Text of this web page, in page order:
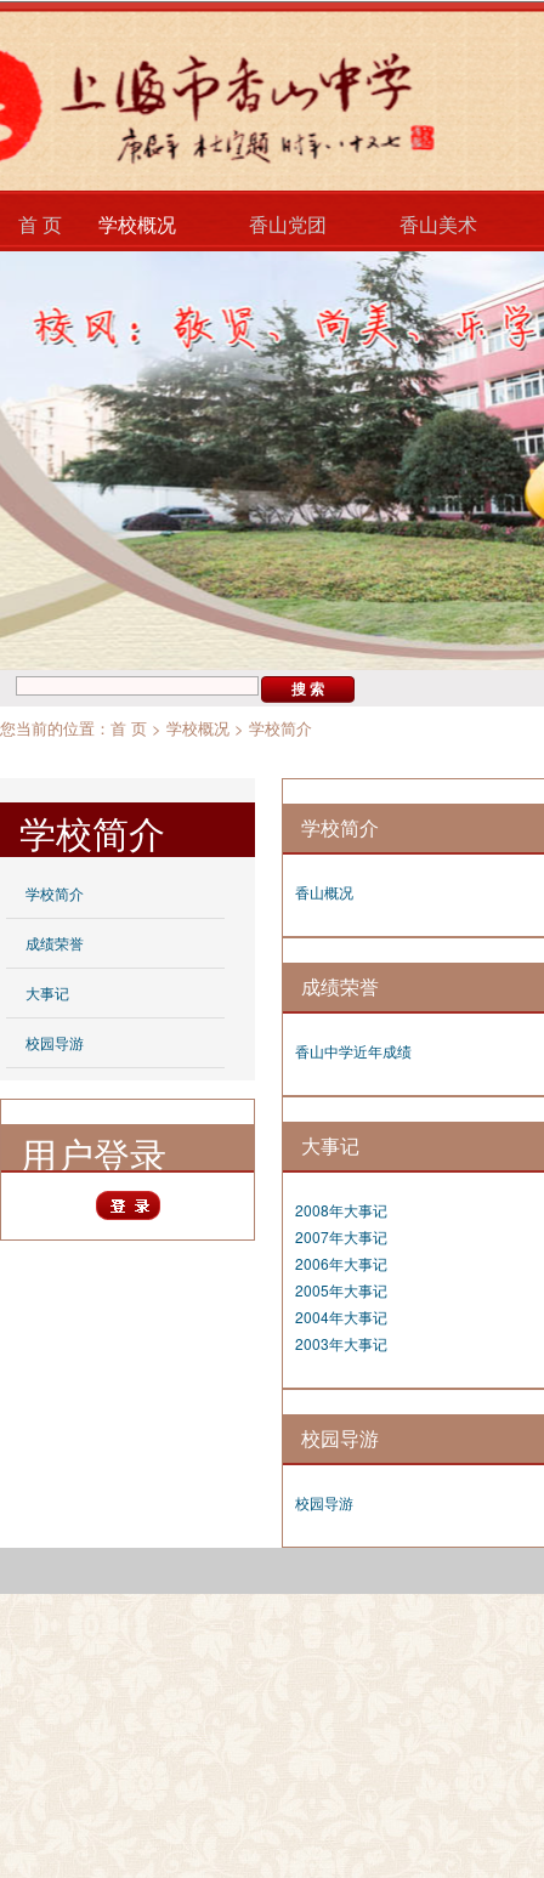
首 页 学校概况 香山党团 香山美术
您当前的位置： 首 页 > 学校概况 > 学校简介
学校简介
学校简介
成绩荣誉
大事记
校园导游
用户登录
学校简介
香山概况
成绩荣誉
香山中学近年成绩
大事记
2008年大事记
2007年大事记
2006年大事记
2005年大事记
2004年大事记
2003年大事记
校园导游
校园导游